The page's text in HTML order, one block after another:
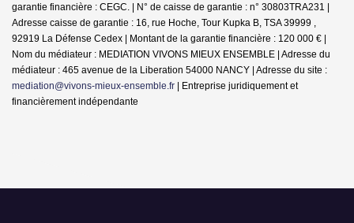
garantie financière : CEGC. | N° de caisse de garantie : n° 30803TRA231 |
Adresse caisse de garantie : 16, rue Hoche, Tour Kupka B, TSA 39999 ,
92919 La Défense Cedex | Montant de la garantie financière : 120 000 € |
Nom du médiateur : MEDIATION VIVONS MIEUX ENSEMBLE | Adresse du
médiateur : 465 avenue de la Liberation 54000 NANCY | Adresse du site :
mediation@vivons-mieux-ensemble.fr | Entreprise juridiquement et
financièrement indépendante